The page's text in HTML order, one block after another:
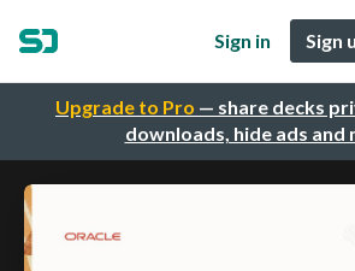
Upgrade to Pro — share decks
downloads, hide ads and
Sign in Sign